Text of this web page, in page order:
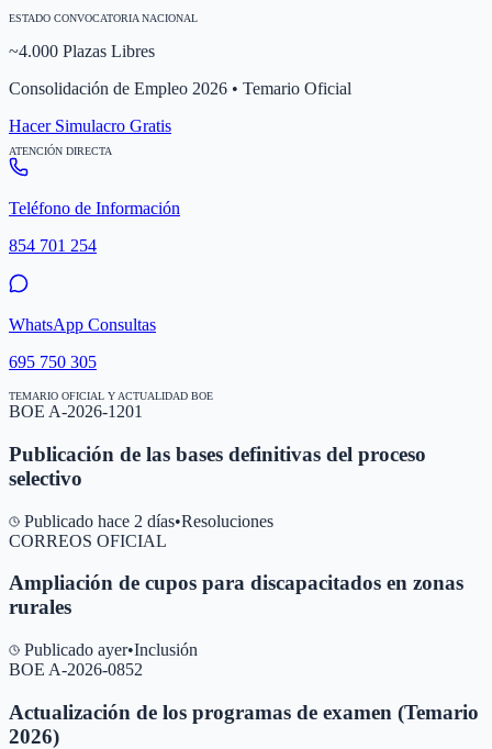
ESTADO CONVOCATORIA NACIONAL
~4.000 Plazas Libres
Consolidación de Empleo 2026 • Temario Oficial
Hacer Simulacro Gratis
ATENCIÓN DIRECTA
Teléfono de Información
854 701 254
WhatsApp Consultas
695 750 305
TEMARIO OFICIAL Y ACTUALIDAD BOE
BOE A-2026-1201
Publicación de las bases definitivas del proceso
selectivo
Publicado hace 2 días•Resoluciones
CORREOS OFICIAL
Ampliación de cupos para discapacitados en zonas
rurales
Publicado ayer•Inclusión
BOE A-2026-0852
Actualización de los programas de examen (Temario
2026)